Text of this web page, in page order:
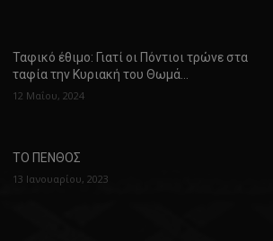
Ταφικό έθιμο: Γιατί οι Πόντιοι τρώνε στα
ταφία την Κυριακή του Θωμά…
12 Μαΐου, 2024
ΤΟ ΠΕΝΘΟΣ
13 Ιανουαρίου, 2023